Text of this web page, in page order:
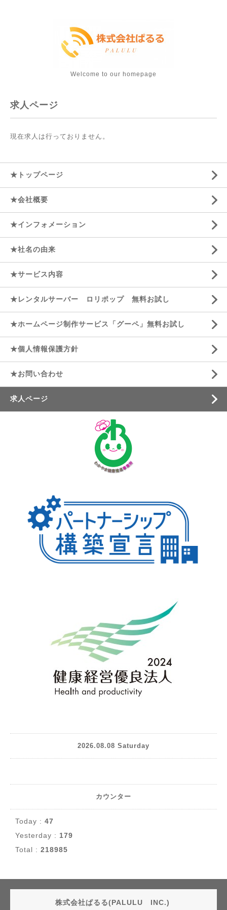
Welcome to our homepage
求人ページ
現在求人は行っておりません。
★トップページ
★会社概要
★インフォメーション
★社名の由来
★サービス内容
★レンタルサーバー ロリポップ 無料お試し
★ホームページ制作サービス「グーペ」無料お試し
★個人情報保護方針
★お問い合わせ
求人ページ
2026.08.08 Saturday
カウンター
Today : 47
Yesterday : 179
Total : 218985
株式会社ぱるる(PALULU INC.)